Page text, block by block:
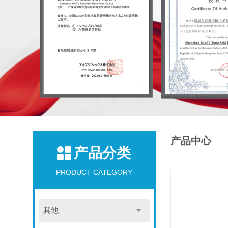
产品分类
PRODUCT CATEGORY
其他
产品中心